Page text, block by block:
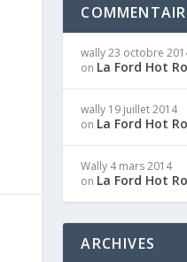
wally23 octobre
on La Ford Hot
wally 19 juillet 2014
on La Ford Hot
Wally 4 mars 2014
on La Ford Hot
ARCHIVES